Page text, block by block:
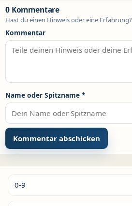
0 Kommentare
Hast du einen Hinweis oder eine
Kommentar
Name oder Spitzname *
0-9